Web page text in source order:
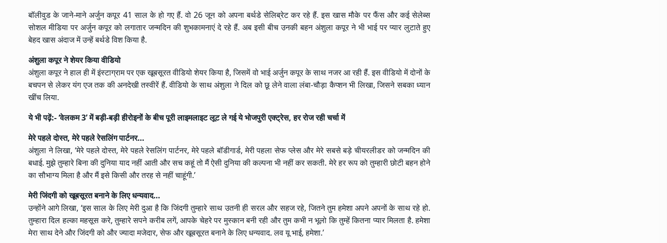
बॉलीवुड के जाने-माने अर्जुन कपूर 41 साल के हो गए हैं. वो 26 जून को अपना बर्थडे सेलिब्रेट कर रहे हैं. इस खास मौके पर फैंस और कई सेलेब्स
सोशल मीडिया पर अर्जुन कपूर को लगातार जन्मदिन की शुभकामनाएं दे रहे हैं. अब इसी बीच उनकी बहन अंशुला कपूर ने भी भाई पर प्यार लुटाते हुए
बेहद खास अंदाज में उन्हें बर्थडे विश किया है.
अंशुला कपूर ने शेयर किया वीडियो
अंशुला कपूर ने हाल ही में इंस्टाग्राम पर एक खूबसूरत वीडियो शेयर किया है, जिसमें वो भाई अर्जुन कपूर के साथ नजर आ रही हैं. इस वीडियो में दोनों के
बचपन से लेकर यंग एज तक की अनदेखी तस्वीरें हैं. वीडियो के साथ अंशुला ने दिल को छू लेने वाला लंबा-चौड़ा कैप्शन भी लिखा, जिसने सबका ध्यान
खींच लिया.
ये भी पढ़ें:-‘वेलकम 3’ में बड़ी-बड़ी हीरोइनों के बीच पूरी लाइमलाइट लूट ले गई ये भोजपुरी एक्ट्रेस, हर रोज रही चर्चा में
मेरे पहले दोस्त, मेरे पहले रेसलिंग पार्टनर…
अंशुला ने लिखा, ‘मेरे पहले दोस्त, मेरे पहले रेसलिंग पार्टनर, मेरे पहले बॉडीगार्ड, मेरी पहला सेफ प्लेस और मेरे सबसे बड़े चीयरलीडर को जन्मदिन की
बधाई. मुझे तुम्हारे बिना की दुनिया याद नहीं आती और सच कहूं तो मैं ऐसी दुनिया की कल्पना भी नहीं कर सकती. मेरे हर रूप को तुम्हारी छोटी बहन होने
का सौभाग्य मिला है और मैं इसे किसी और तरह से नहीं चाहूंगी.’
मेरी जिंदगी को खूबसूरत बनाने के लिए धन्यवाद…
उन्होंने आगे लिखा, ‘इस साल के लिए मेरी दुआ है कि जिंदगी तुम्हारे साथ उतनी ही सरल और सहज रहे, जितने तुम हमेशा अपने अपनों के साथ रहे हो.
तुम्हारा दिल हल्का महसूस करे, तुम्हारे सपने करीब लगें, आपके चेहरे पर मुस्कान बनी रही और तुम कभी न भूलो कि तुम्हें कितना प्यार मिलता है. हमेशा
मेरा साथ देने और जिंदगी को और ज्यादा मजेदार, सेफ और खूबसूरत बनाने के लिए धन्यवाद. लव यू भाई, हमेशा.’